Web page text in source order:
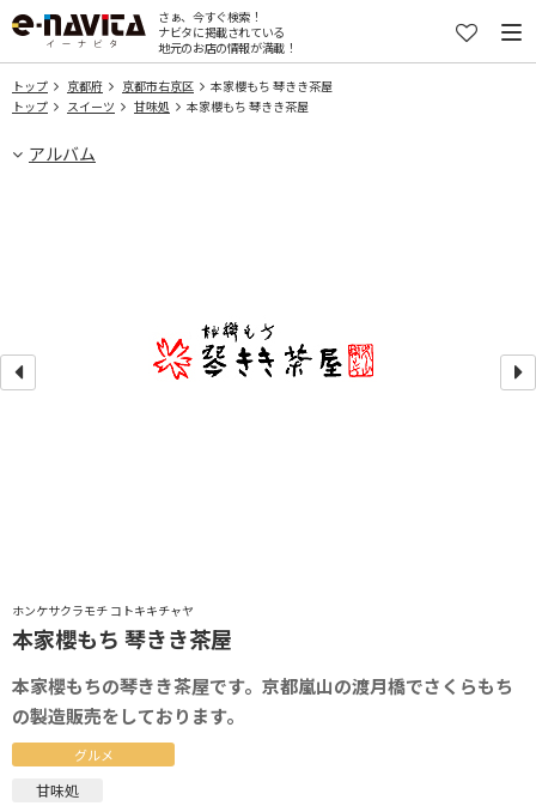
さぁ、今すぐ検索！
ナビタに掲載されている
地元のお店の情報が満載！
トップ 京都府 京都市右京区
本家櫻もち 琴きき茶屋
トップ
スイーツ 甘味処 本家櫻もち 琴きき茶屋
アルバム
ホンケサクラモチ コトキキチャヤ
本家櫻もち 琴きき茶屋
本家櫻もちの琴きき茶屋です。京都嵐山の渡月橋でさくらもち
の製造販売をしております。
グルメ
甘味処